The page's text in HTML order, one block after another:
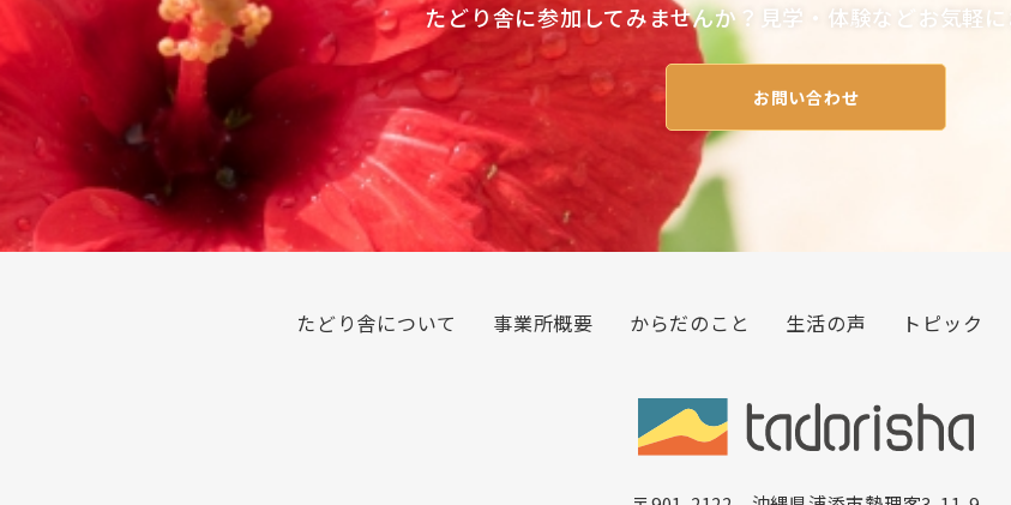
たどり舎に参加してみませんか？見学・体験などお気軽に
お問い合わせ
たどり舎について 事業所概要 からだのこと 生活の声 トピック